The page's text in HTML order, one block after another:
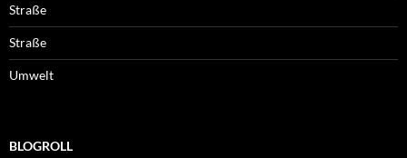
Straße
Straße
Umwelt
BLOGROLL